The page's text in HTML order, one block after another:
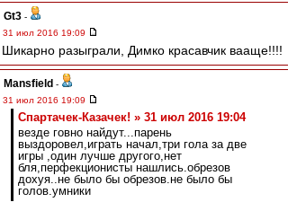
Gt3 -
31 июл 2016 19:09
Шикарно разыграли, Димко красавчик вааще!!!!
Mansfield -
31 июл 2016 19:09
Спартачек-Казачек! » 31 июл 2016 19:04
везде говно найдут...парень
выздоровел,играть начал,три гола за две
игры ,один лучше другого,нет
бля,перфекционисты нашлись.обрезов
дохуя..не было бы обрезов.не было бы
голов.умники